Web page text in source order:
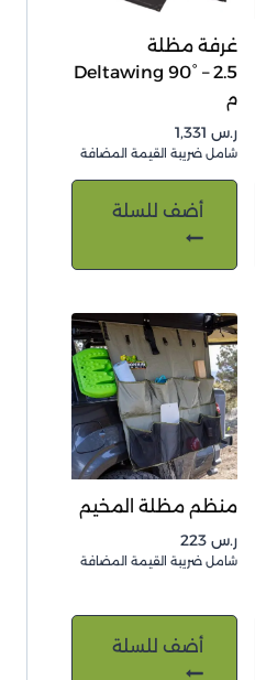
غرفة مظلة
Deltawing 90° – 2.5
م
ر.س
شامل ضريبة القيمة المضافة
أضف للسلة
منظم مظلة المخيم
ر.س
شامل ضريبة القيمة المضافة
أضف للسلة